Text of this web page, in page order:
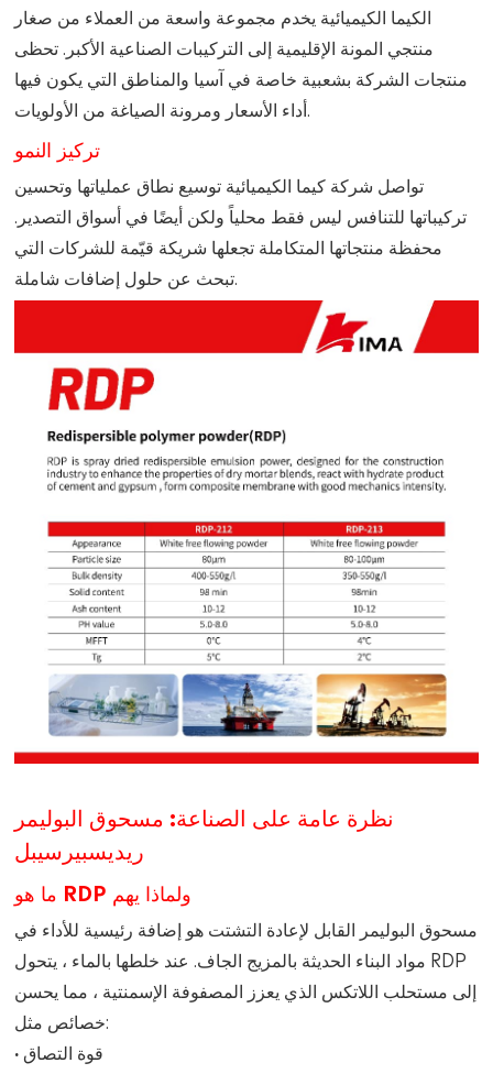
الكيما الكيميائية يخدم مجموعة واسعة من العملاء من صغار
منتجي المونة الإقليمية إلى التركيبات الصناعية الأكبر. تحظى
منتجات الشركة بشعبية خاصة في آسيا والمناطق التي يكون فيها
تركيز النمو
تواصل شركة كيما الكيميائية توسيع نطاق عملياتها وتحسين
تركيباتها للتنافس ليس فقط محلياً ولكن أيضًا في أسواق التصدير.
محفظة منتجاتها المتكاملة تجعلها شريكة قيّمة للشركات التي
نظرة عامة على الصناعة: مسحوق البوليمر
ريديسبيرسيبل
ما هو RDP ولماذا يهم
مسحوق البوليمر القابل لإعادة التشتت هو إضافة رئيسية للأداء في
مواد البناء الحديثة بالمزيج الجاف. عند خلطها بالماء ، يتحول RDP
إلى مستحلب اللاتكس الذي يعزز المصفوفة الإسمنتية ، مما يحسن
خصائص مثل:
· قوة التصاق